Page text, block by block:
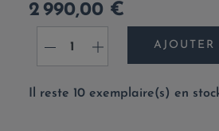
2 990,00 €
- +
Il reste 10 exemplaire(s) en